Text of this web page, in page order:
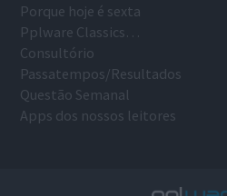
Porque hoje é sexta
Pplware Classics…
Consultório
Passatempos/Resultados
Questão Semanal
Apps dos nossos leitores